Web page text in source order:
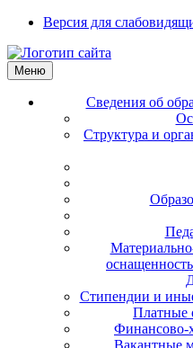
Версия для
Меню
Сведения об
Структура и
Стипендии и
Платные
Финансово-
Вакантные